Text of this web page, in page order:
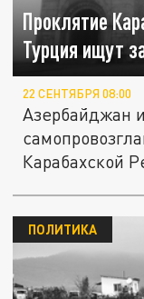
Проклятие
Турция ищут
22 СЕНТЯБРЯ 08:00
Азербайджан
Карабахской
ПОЛИТИКА